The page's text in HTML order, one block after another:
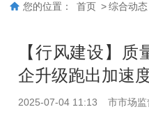
您的位置： 首页 > 综合动态
【行风建设】
企升级跑出加速
2025-07-04 11:13 市市场